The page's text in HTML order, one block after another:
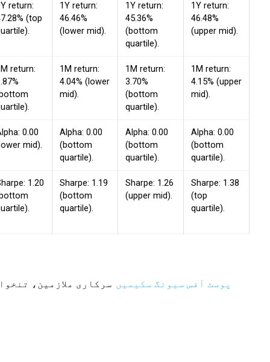
return:
(top
1Y return:
46.46%
(lower mid).
1Y return:
45.36%
(bottom
quartile).
1Y return:
46.48%
(upper mid).
return:
1M return:
4.04% (lower
mid).
1M return:
3.70%
(bottom
quartile).
1M return:
4.15% (upper
mid).
0.00
mid).
Alpha: 0.00
(bottom
quartile).
Alpha: 0.00
(bottom
quartile).
Alpha: 0.00
(bottom
quartile).
1.20
Sharpe: 1.19
(bottom
quartile).
Sharpe: 1.26
(upper mid).
Sharpe: 1.38
(top
quartile).
پوسٹ آفس سیونگ سکیمیں سرکاری ملازمین،